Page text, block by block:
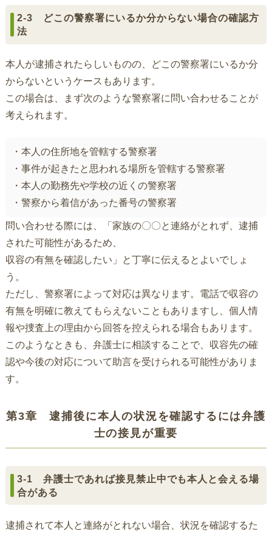
2-3 どこの警察署にいるか分からない場合の確認方
法
本人が逮捕されたらしいものの、どこの警察署にいるか分
からないというケースもあります。
この場合は、まず次のような警察署に問い合わせることが
考えられます。
・本人の住所地を管轄する警察署
・事件が起きたと思われる場所を管轄する警察署
・本人の勤務先や学校の近くの警察署
・警察から着信があった番号の警察署
問い合わせる際には、「家族の〇〇と連絡がとれず、逮捕
された可能性があるため、
収容の有無を確認したい」と丁寧に伝えるとよいでしょ
う。
ただし、警察署によって対応は異なります。電話で収容の
有無を明確に教えてもらえないこともありますし、個人情
報や捜査上の理由から回答を控えられる場合もあります。
このようなときも、弁護士に相談することで、収容先の確
認や今後の対応について助言を受けられる可能性がありま
す。
第3章 逮捕後に本人の状況を確認するには弁護
士の接見が重要
3-1 弁護士であれば接見禁止中でも本人と会える場
合がある
逮捕されて本人と連絡がとれない場合、状況を確認するた